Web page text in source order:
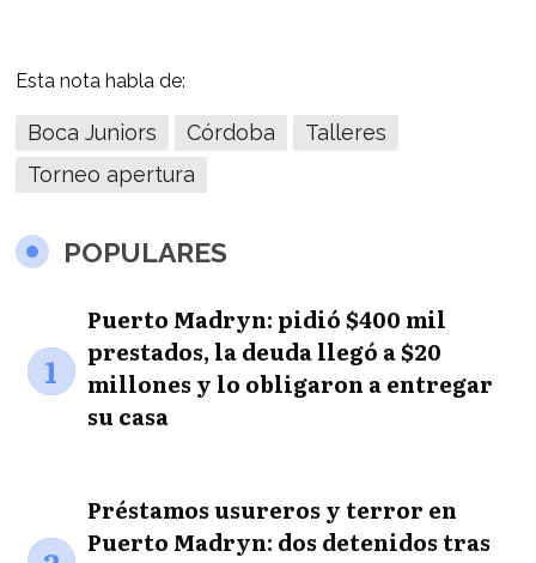
Esta nota habla de:
Boca Juniors Córdoba
Talleres
Torneo apertura
POPULARES
1
Puerto Madryn: pidió $400 mil
prestados, la deuda llegó a $20
millones y lo obligaron a entregar
su casa
Préstamos usureros y terror en
Puerto Madryn: dos detenidos tras